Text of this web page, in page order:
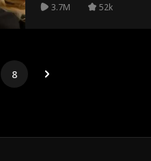
3.7M 52k
8